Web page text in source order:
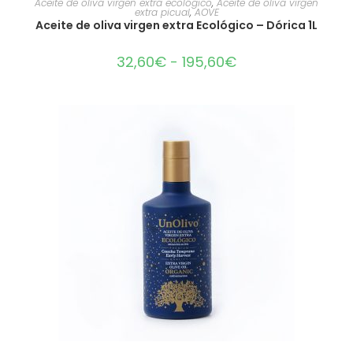
Aceite de oliva virgen extra ecológico, Aceite de oliva virgen
extra picual,AOVE
Aceite de oliva virgen extra Ecológico – Dórica 1L
32,60€ - 195,60€